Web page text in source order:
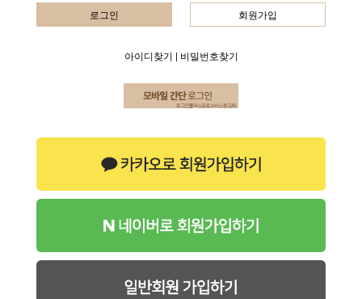
로그인 회원가입
아이디찾기 비밀번호찾기